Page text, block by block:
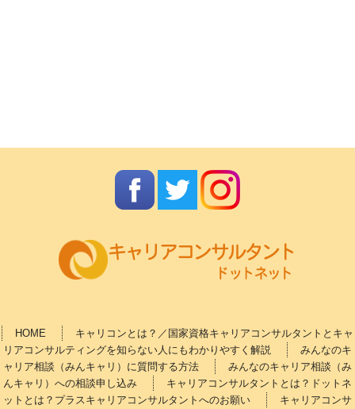
HOME
キャリコンとは？／国家資格キャリアコンサルタントとキャ
リアコンサルティングを知らない人にもわかりやすく解説
みんなのキ
ャリア相談（みんキャリ）に質問する方法
みんなのキャリア相談（み
んキャリ）への相談申し込み
キャリアコンサルタントとは？ドットネ
ットとは？プラスキャリアコンサルタントへのお願い
キャリアコンサ